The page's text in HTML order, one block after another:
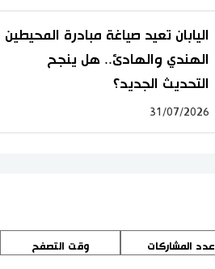
اليابان تعيد صياغة مبادرة المحيطين
الهندي والهادئ.. هل ينجح
التحديث الجديد؟
31/07/2026
عدد المشاركات وقت التصفح